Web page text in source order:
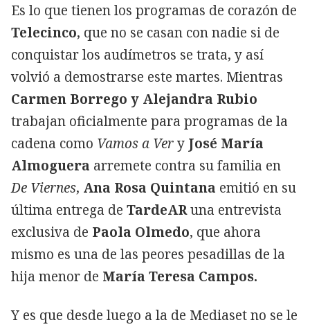
Es lo que tienen los programas de corazón de
Telecinco, que no se casan con nadie si de
conquistar los audímetros se trata, y así
volvió a demostrarse este martes. Mientras
Carmen Borrego y Alejandra Rubio
trabajan oficialmente para programas de la
cadena como Vamos a Very José María
Almoguera arremete contra su familia en
De Viernes, Ana Rosa Quintana emitió en su
última entrega de TardeARuna entrevista
exclusiva de Paola Olmedo, que ahora
mismo es una de las peores pesadillas de la
hija menor de María Teresa Campos.
Y es que desde luego a la de Mediaset no se le